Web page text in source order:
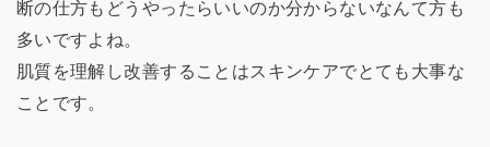
断の仕方もどうやったらいいのか分からないなんて方も
多いですよね。
肌質を理解し改善することはスキンケアでとても大事な
ことです。